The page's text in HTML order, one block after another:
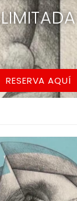
LIMITADA
RESERVA AQUÍ